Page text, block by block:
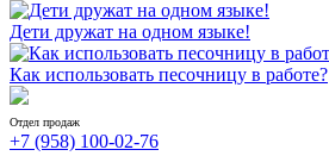
Дети дружат на одном языке!
Как использовать песочницу в работе?
Отдел продаж
+7 (958) 100-02-76